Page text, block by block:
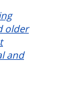
older
and